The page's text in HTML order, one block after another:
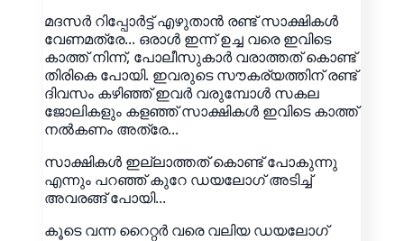
മദസർ റിപ്പോർട്ട് എഴുതാൻ രണ്ട് സാക്ഷികൾ
വേണമത്രേ... ഒരാൾ ഇന്ന് ഉച്ച വരെ ഇവിടെ
കാത്ത് നിന്ന്, പോലീസുകാർ വരാത്തത് കൊണ്ട്
തിരികെ പോയി. ഇവരുടെ സൗകര്യത്തിന് രണ്ട്
ദിവസം കഴിഞ്ഞ് ഇവർ വരുമ്പോൾ സകല
ജോലികളും കളഞ്ഞ് സാക്ഷികൾ ഇവിടെ കാത്ത്
നൽകണം അത്രേ...
സാക്ഷികൾ ഇല്ലാത്തത് കൊണ്ട് പോകുന്നു
എന്നും പറഞ്ഞ് കുറേ ഡയലോഗ് അടിച്ച്
അവരങ്ങ് പോയി...
കൂടെ വന്ന റൈറ്റർ വരെ വലിയ ഡയലോഗ്